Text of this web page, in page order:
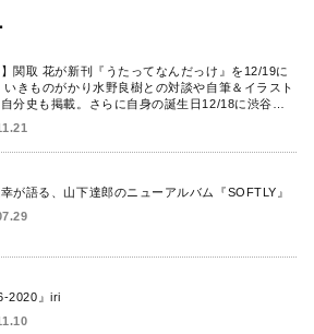
】関取 花が新刊『うたってなんだっけ』を12/19に
いきものがかり水野良樹との対談や自筆＆イラスト
分史も掲載。さらに自身の誕生日12/18に渋谷で
が語る、山下達郎のニューアルバム『SOFTLY』
2020』iri